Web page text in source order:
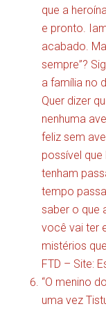
que a
e pronto.
acabado.
sempre”?
a família no
Quer dizer
nenhuma
feliz sem
possível
tenham
tempo
saber o que
você vai ter
mistérios
FTD – Site:
“O menino
uma vez